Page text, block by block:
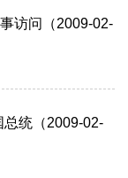
访问（2009-02-
总统（2009-02-